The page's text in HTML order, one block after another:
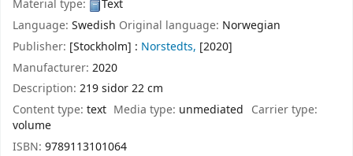
Material type:
Text
Language: Swedish Original language: Norwegian
Publisher: [Stockholm] : Norstedts, [2020]
Manufacturer: 2020
Description: 219 sidor 22 cm
Content type: text Media type: unmediated Carrier type:
volume
ISBN: 9789113101064